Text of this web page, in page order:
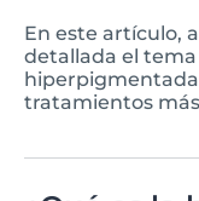
En este artículo,
detallada el
tratamientos